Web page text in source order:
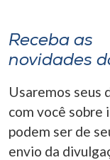
Receba as
novidades
Usaremos seus
com você sobre
podem ser de
envio da